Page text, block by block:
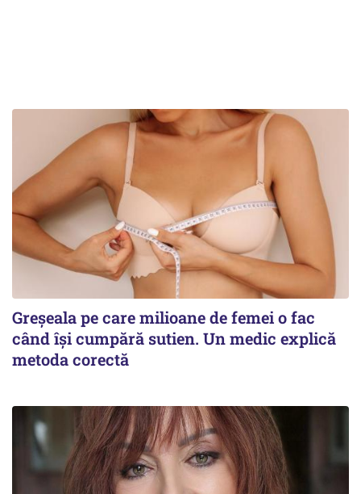
Greșeala pe care milioane de femei o fac
când își cumpără sutien. Un medic explică
metoda corectă